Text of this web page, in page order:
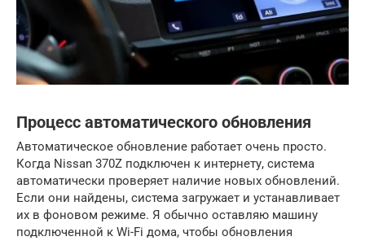
Процесс автоматического обновления
Автоматическое обновление работает очень просто.
Когда Nissan 370Z подключен к интернету, система
автоматически проверяет наличие новых обновлений.
Если они найдены, система загружает и устанавливает
их в фоновом режиме. Я обычно оставляю машину
подключенной к Wi-Fi дома, чтобы обновления